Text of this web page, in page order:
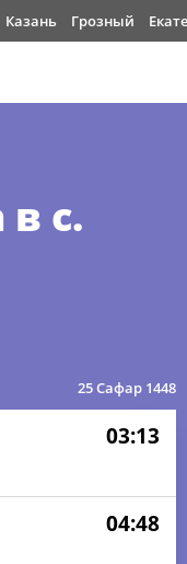
Казань Грозный
с.
25 Сафар 1448
03:13
04:48